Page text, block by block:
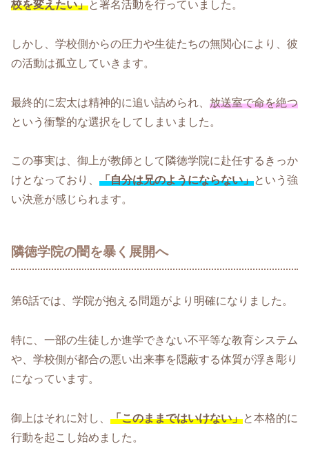
校を変えたい」と署名活動を行っていました。
しかし、学校側からの圧力や生徒たちの無関心により、彼
の活動は孤立していきます。
最終的に宏太は精神的に追い詰められ、 放送室で命を絶つ
という衝撃的な選択をしてしまいました。
この事実は、御上が教師として隣徳学院に赴任するきっか
けとなっており、 「自分は兄のようにならない」という強
い決意が感じられます。
隣徳学院の闇を暴く展開へ
第6話では、学院が抱える問題がより明確になりました。
特に、一部の生徒しか進学できない不平等な教育システム
や、学校側が都合の悪い出来事を隠蔽する体質が浮き彫り
になっています。
御上はそれに対し、 「このままではいけない」と本格的に
行動を起こし始めました。